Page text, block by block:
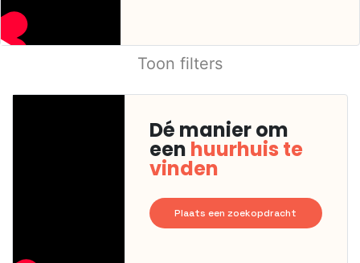
Toon filters
Dé manier om
een huurhuis te
vinden
Plaats een zoekopdracht